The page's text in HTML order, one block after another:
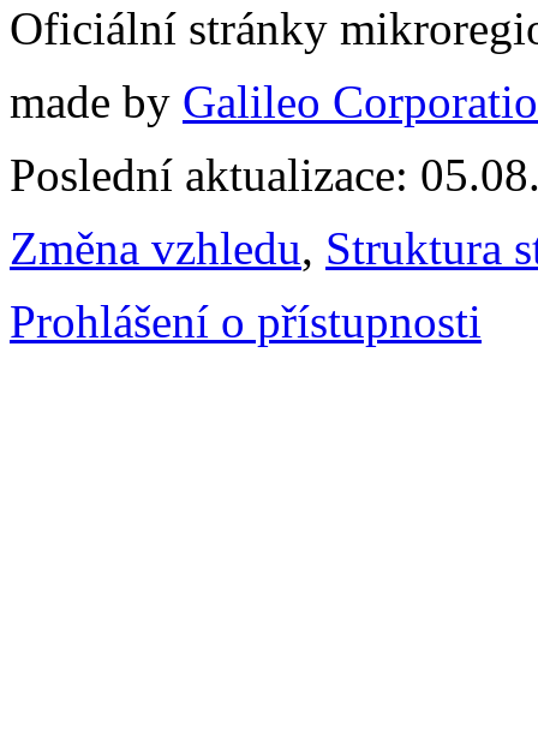
Oficiální stránky
made by Galileo
Poslední aktualizace:
Změna vzhledu, Struktura
Prohlášení o přístupnosti